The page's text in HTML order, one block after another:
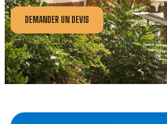
DEMANDER UN DEVIS